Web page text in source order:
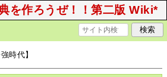
を作ろうぜ！！第二版 Wiki*
時代】